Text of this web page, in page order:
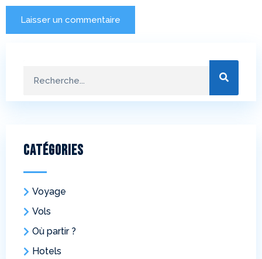
Catégories
Voyage
Vols
Où partir ?
Hotels